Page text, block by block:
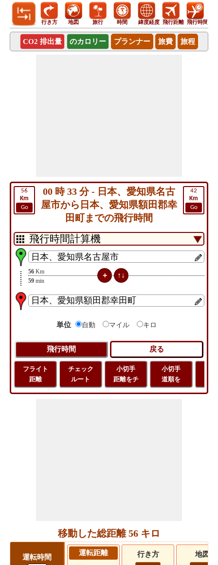
行き方 地図 旅行 時間 緯度経度 飛行距離 飛行時間
CO2 排出量 のカロリー プランナー 旅費 旅程
56
Km
Go
42
Km
Go
00 時 33 分 - 日本、愛知県名古
屋市から日本、愛知県額田郡幸
田町までの飛行時間
56 Km
59 min
単位 自動 マイル キロ
フライト
距離
チェック
ルート
小切手
距離をチ
小切手
道順を
移動した総距離 56 キロ
運転時間
運転距離 行き方 地図